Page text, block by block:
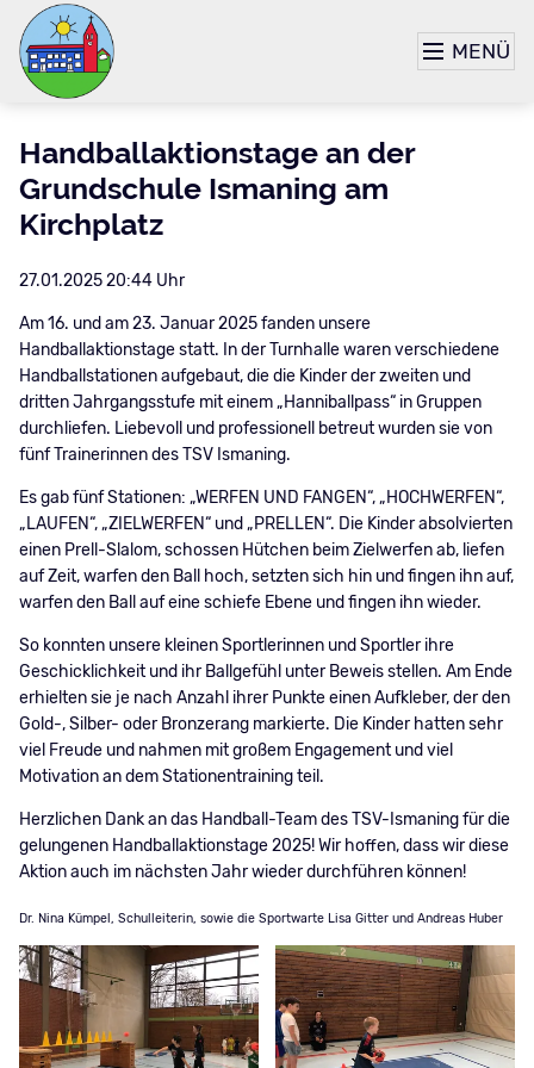
MENÜ
Handballaktionstage an der
Grundschule Ismaning am
Kirchplatz
27.01.2025 20:44 Uhr
Am 16. und am 23. Januar 2025 fanden unsere
Handballaktionstage statt. In der Turnhalle waren verschiedene
Handballstationen aufgebaut, die die Kinder der zweiten und
dritten Jahrgangsstufe mit einem „Hanniballpass“ in Gruppen
durchliefen. Liebevoll und professionell betreut wurden sie von
fünf Trainerinnen des TSV Ismaning.
Es gab fünf Stationen: „WERFEN UND FANGEN“, „HOCHWERFEN“,
„LAUFEN“, „ZIELWERFEN“ und „PRELLEN“. Die Kinder absolvierten
einen Prell-Slalom, schossen Hütchen beim Zielwerfen ab, liefen
auf Zeit, warfen den Ball hoch, setzten sich hin und fingen ihn auf,
warfen den Ball auf eine schiefe Ebene und fingen ihn wieder.
So konnten unsere kleinen Sportlerinnen und Sportler ihre
Geschicklichkeit und ihr Ballgefühl unter Beweis stellen. Am Ende
erhielten sie je nach Anzahl ihrer Punkte einen Aufkleber, der den
Gold-, Silber- oder Bronzerang markierte. Die Kinder hatten sehr
viel Freude und nahmen mit großem Engagement und viel
Motivation an dem Stationentraining teil.
Herzlichen Dank an das Handball-Team des TSV-Ismaning für die
gelungenen Handballaktionstage 2025! Wir hoffen, dass wir diese
Aktion auch im nächsten Jahr wieder durchführen können!
Dr. Nina Kümpel, Schulleiterin, sowie die Sportwarte Lisa Gitter und Andreas Huber